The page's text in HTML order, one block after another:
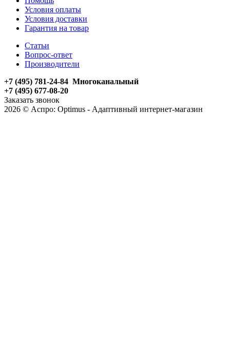
Условия оплаты
Условия доставки
Гарантия на товар
Статьи
Вопрос-ответ
Производители
+7 (495) 781-24-84 Многоканальный
+7 (495) 677-08-20
Заказать звонок
2026 © Аспро: Optimus - Адаптивный интернет-магазин